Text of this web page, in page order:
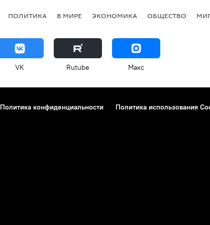
ПОЛИТИКА В МИРЕ ЭКОНОМИКА ОБЩЕСТВО
VK Rutube Макс
Политика конфиденциальности Политика использования